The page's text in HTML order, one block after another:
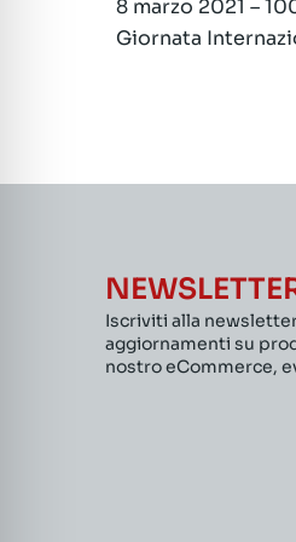
articoli
8 marzo 2021 –
Giornata
Iscriviti alla
aggiornamenti su
nostro eCommerce,